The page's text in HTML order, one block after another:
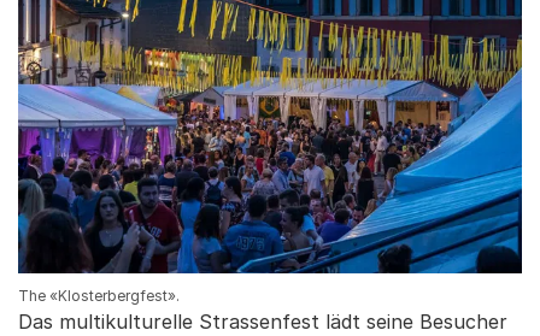
The «Klosterbergfest».
Das multikulturelle Strassenfest lädt seine Besucher